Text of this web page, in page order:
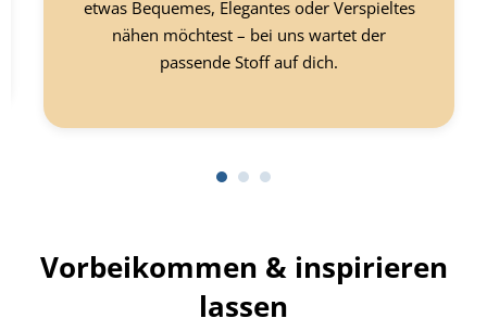
etwas Bequemes, Elegantes oder Verspieltes
nähen möchtest – bei uns wartet der
passende Stoff auf dich.
Vorbeikommen & inspirieren
lassen